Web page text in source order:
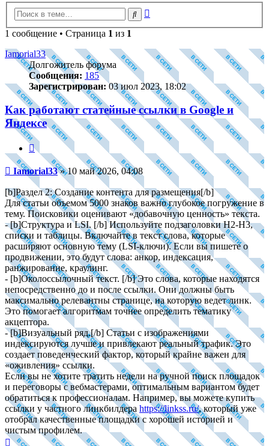
Поиск
1 сообщение • Страница 1 из 1
Iamorial33
Долгожитель форума
Сообщения: 185
Зарегистрирован: 03 июл 2023, 18:02
Как работают статейные ссылки в Google и
Яндексе
Цитата
Сообщение
Iamorial33»10 май 2026, 04:08
[b]Раздел 2: Создание контента для размещения[/b]
Для статьи объемом 5000 знаков важно глубокое погружение в
тему. Поисковики оценивают «добавочную ценность» текста.
- [b]Структура и LSI. [/b] Используйте подзаголовки H2-H3,
списки и таблицы. Включайте в текст слова, которые
расширяют основную тему (LSI-ключи). Если вы пишете о
продвижении, это будут слова: анкор, индексация,
ранжирование, краулинг.
- [b]Околоссылочный текст. [/b] Это слова, которые находятся
непосредственно до и после ссылки. Они должны быть
максимально релевантны странице, на которую ведет линк.
Это помогает алгоритмам точнее определить тематику
акцептора.
- [b]Визуальный ряд.[/b] Статьи с изображениями
индексируются лучше и привлекают реальный трафик. Это
создает поведенческий фактор, который крайне важен для
«оживления» ссылки.
Если вы не хотите тратить недели на ручной поиск площадок
и переговоры с вебмастерами, оптимальным вариантом будет
обратиться к профессионалам. Например, вы можете купить
ссылки у частного линкбилдера https://linkss.ru/, который уже
отобрал качественные площадки с хорошей историей и
чистым профилем.
Вернуться